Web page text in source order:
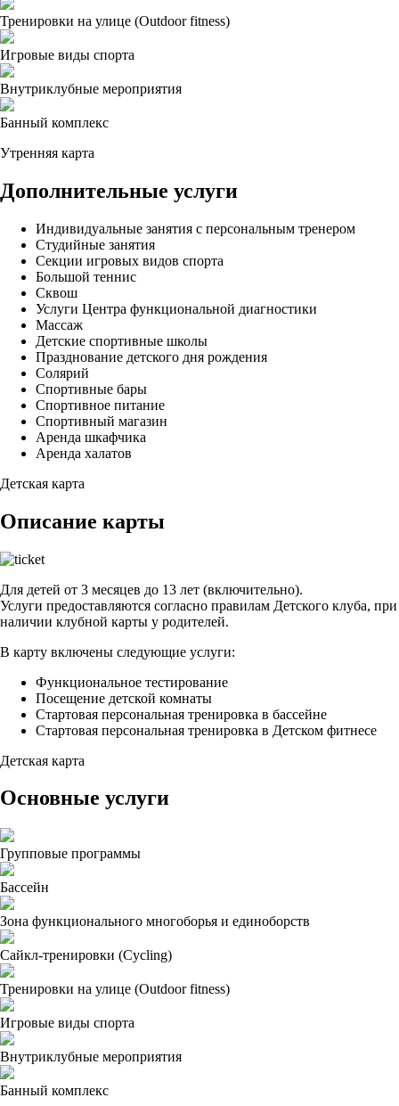
Тренировки на улице (Outdoor fitness)
Игровые виды спорта
Внутриклубные мероприятия
Банный комплекс
Утренняя карта
Дополнительные услуги
Индивидуальные занятия с персональным тренером
Студийные занятия
Секции игровых видов спорта
Большой теннис
Сквош
Услуги Центра функциональной диагностики
Массаж
Детские спортивные школы
Празднование детского дня рождения
Солярий
Спортивные бары
Спортивное питание
Спортивный магазин
Аренда шкафчика
Аренда халатов
Детская карта
Описание карты
Для детей от 3 месяцев до 13 лет (включительно).
Услуги предоставляются согласно правилам Детского клуба, при
наличии клубной карты у родителей.
В карту включены следующие услуги:
Функциональное тестирование
Посещение детской комнаты
Стартовая персональная тренировка в бассейне
Стартовая персональная тренировка в Детском фитнесе
Детская карта
Основные услуги
Групповые программы
Бассейн
Зона функционального многоборья и единоборств
Сайкл-тренировки (Cycling)
Тренировки на улице (Outdoor fitness)
Игровые виды спорта
Внутриклубные мероприятия
Банный комплекс